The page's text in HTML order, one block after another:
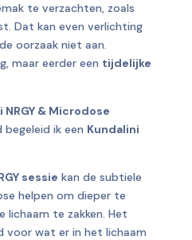
te verzachten, zoals
Dat kan even verlichting
oorzaak niet aan.
maar eerder een tijdelijke
& Microdose
begeleid ik een Kundalini
sessie kan de subtiele
helpen om dieper te
lichaam te zakken. Het
voor wat er in het lichaam